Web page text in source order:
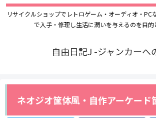
リサイクルショップでレトロゲーム・オーディオ・PC
で入手・修理し生活に潤いを与えるのを目
自由日記J -ジャンカーへ
ネオジオ筐体風・自作アーケード